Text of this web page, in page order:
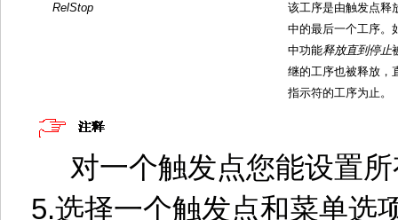
RelStop
该工序是由触发点释
中的最后一个工序。
中功能释放直到停止
继的工序也被释放，
指示符的工序为止。
对一个触发点您能设置
5.选择一个触发点和菜单选